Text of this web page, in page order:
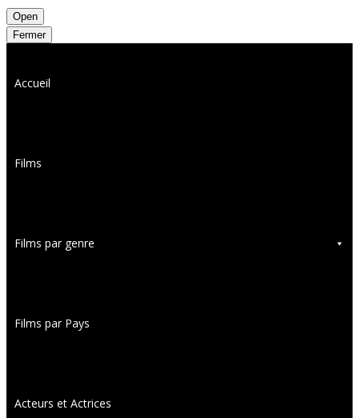
Open
Fermer
Accueil
Films
Films par genre
Films par Pays
Acteurs et Actrices